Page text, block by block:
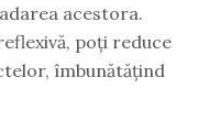
acestora.
poți reduce
îmbunătățind